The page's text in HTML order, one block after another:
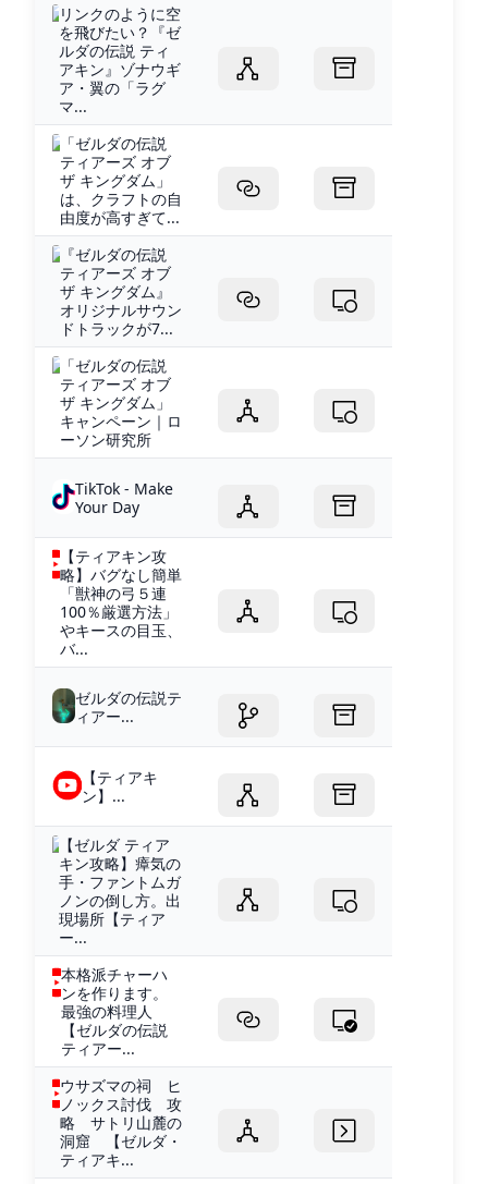
リンクのように空
を飛びたい？『ゼ
ルダの伝説 ティ
アキン』ゾナウギ
ア・翼の「ラグ
マ...
「ゼルダの伝説
ティアーズ オブ
ザ キングダム」
は、クラフトの自
由度が高すぎて...
『ゼルダの伝説
ティアーズ オブ
ザ キングダム』
オリジナルサウン
ドトラックが7...
「ゼルダの伝説
ティアーズ オブ
ザ キングダム」
キャンペーン｜ロ
ーソン研究所
TikTok - Make
Your Day
【ティアキン攻
略】バグなし簡単
「獣神の弓５連
100％厳選方法」
やキースの目玉、
バ...
ゼルダの伝説テ
ィアー...
【ティアキ
ン】...
【ゼルダ ティア
キン攻略】瘴気の
手・ファントムガ
ノンの倒し方。出
現場所【ティア
ー...
本格派チャーハ
ンを作ります。
最強の料理人
【ゼルダの伝説
ティアー...
ウサズマの祠 ヒ
ノックス討伐 攻
略 サトリ山麓の
洞窟 【ゼルダ・
ティアキ...